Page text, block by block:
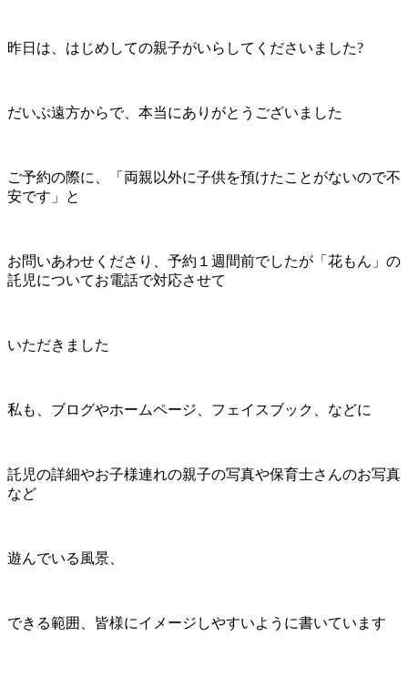
昨日は、はじめしての親子がいらしてくださいました?
だいぶ遠方からで、本当にありがとうございました
ご予約の際に、「両親以外に子供を預けたことがないので不
安です」と
お問いあわせくださり、予約１週間前でしたが「花もん」の
託児についてお電話で対応させて
いただきました
私も、ブログやホームページ、フェイスブック、などに
託児の詳細やお子様連れの親子の写真や保育士さんのお写真
など
遊んでいる風景、
できる範囲、皆様にイメージしやすいように書いています